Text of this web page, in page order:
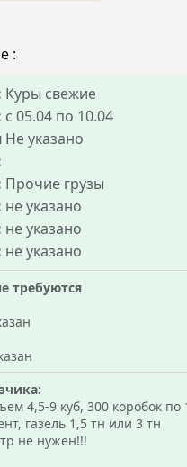
:
Куры свежие
с 05.04 по 10.04
Не указано
Прочие грузы
не указано
не указано
не указано
требуются
4,5-9 куб, 300 коробок по
газель 1,5 тн или 3 тн
не нужен!!!